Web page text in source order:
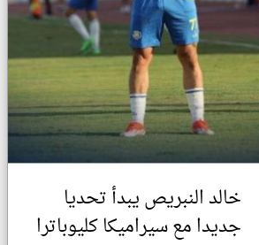
خالد النبريص يبدأ تحديا
جديدا مع سيراميكا كليوباترا